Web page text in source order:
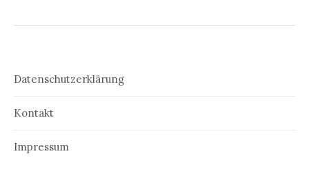
Datenschutzerklärung
Kontakt
Impressum